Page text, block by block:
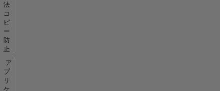
法
コ
ピ
ー
防
止
ア
プ
リ
ケ